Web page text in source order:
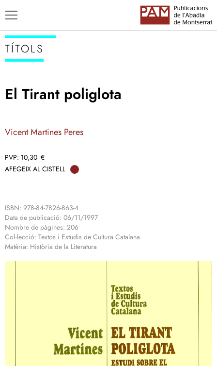
ENSENYAMENT CATALÀ
TÍTOLS
El Tirant poliglota
Vicent Martines Peres
10,30 €
AFEGEIX AL CISTELL
ISBN: 978-84-7826-863-4
Data de publicació: 06/11/1997
Nombre de pàgines: 206
Col·lecció: Textos i Estudis de Cultura Catalana
Matèria: Història de la Literatura